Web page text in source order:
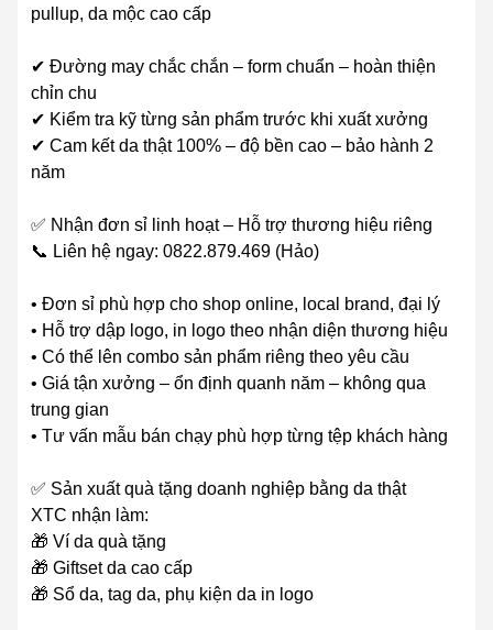
pullup, da mộc cao cấp
✔ Đường may chắc chắn – form chuẩn – hoàn thiện
chỉn chu
✔ Kiểm tra kỹ từng sản phẩm trước khi xuất xưởng
✔ Cam kết da thật 100% – độ bền cao – bảo hành 2
năm
✅ Nhận đơn sỉ linh hoạt – Hỗ trợ thương hiệu riêng
📞 Liên hệ ngay: 0822.879.469 (Hảo)
• Đơn sỉ phù hợp cho shop online, local brand, đại lý
• Hỗ trợ dập logo, in logo theo nhận diện thương hiệu
• Có thể lên combo sản phẩm riêng theo yêu cầu
• Giá tận xưởng – ổn định quanh năm – không qua
trung gian
• Tư vấn mẫu bán chạy phù hợp từng tệp khách hàng
✅ Sản xuất quà tặng doanh nghiệp bằng da thật
XTC nhận làm:
🎁 Ví da quà tặng
🎁 Giftset da cao cấp
🎁 Sổ da, tag da, phụ kiện da in logo